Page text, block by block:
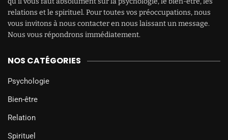
relations et le spirituel. Pour toutes vos préoccupations, nous
vous invitons à nous contacter en nous laissant un message.
Nous vous répondrons immédiatement.
NOS CATÉGORIES
Psychologie
Bien-être
Relation
Spirituel